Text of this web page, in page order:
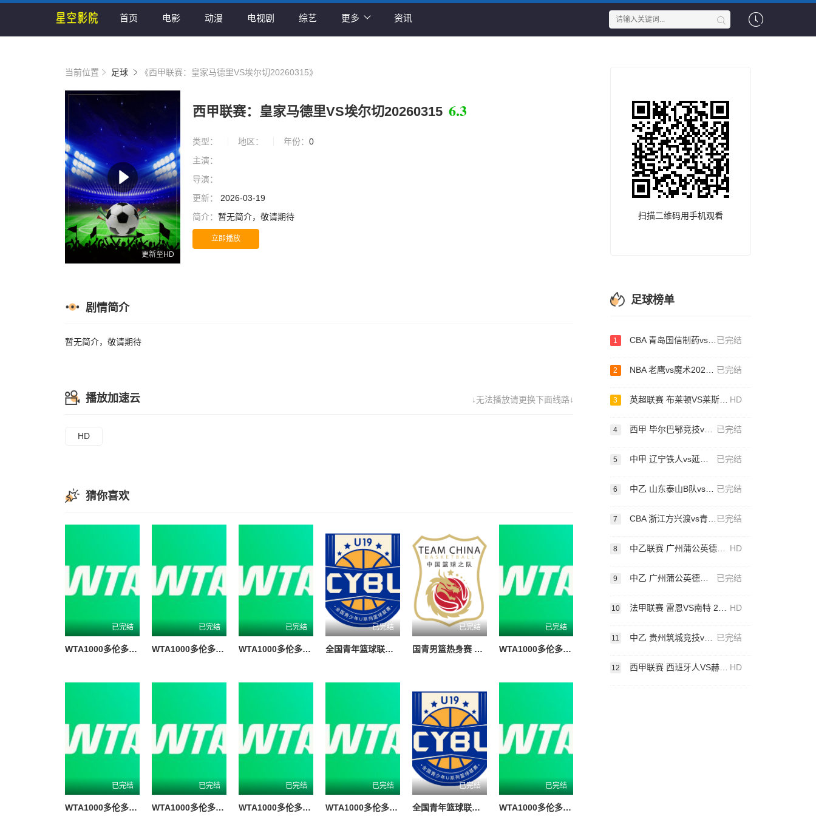
首页 电影 动漫 电视剧 综艺 更多 资讯
当前位置 足球 《西甲联赛：皇家马德里VS埃尔切20260315》
更新至HD
西甲联赛：皇家马德里VS埃尔切20260315 6.3
类型： 地区： 年份： 0
主演：
导演：
更新：
2026-03-19
简介： 暂无简介，敬请期待
立即播放
剧情简介
暂无简介，敬请期待
↓无法播放请更换下面线路↓
播放加速云
HD
猜你喜欢
已完结
WTA1000多伦多站女单第二轮 贝莱克0-2斯瓦泰克20260805
已完结
WTA1000多伦多站女单第二轮 戴伊0-2高芙20260806
已完结
WTA1000多伦多站女单第二轮 帕克斯1-2伊埃拉20260806
已完结
全国青年篮球联赛 深圳新世纪vs山西汾酒20260806
已完结
国青男篮热身赛 澳大利亚纽纳华丁闪电队VS韩国东国大学20260804
已完结
WTA1000多伦多站女单第一轮 博尔特0-2克罗斯20260804
已完结
WTA1000多伦多站女单第二轮 科斯秋克2-0谢博芙20260805
已完结
WTA1000多伦多站女单第一轮 马里诺0-2森梅兹20260804
已完结
WTA1000多伦多站女单第二轮 卡萨金娜1-2莱巴金娜20260806
已完结
WTA1000多伦多站女单第二轮 扎拉祖阿0-2费尔南德斯20260806
已完结
全国青年篮球联赛 吉林东北虎vs青岛国信海天20260806
已完结
WTA1000多伦多站女单第一轮 王欣瑜1-2卡萨金娜 20260804
扫描二维码用手机观看
足球榜单
1 CBA 青岛国信制药vs浙江方兴渡20250418 已完结
2 NBA 老鹰vs魔术20250416 已完结
3 英超联赛 布莱顿VS莱斯特城 20250412 HD
4 西甲 毕尔巴鄂竞技vs巴列卡诺20250414 已完结
5 中甲 辽宁铁人vs延边龙鼎20250406 已完结
6 中乙 山东泰山B队vs无锡吴钩20250409 已完结
7 CBA 浙江方兴渡vs青岛国信制药20250415 已完结
8 中乙联赛 广州蒲公英德桦绿建VS武汉三镇B队 20250412 HD
9 中乙 广州蒲公英德桦绿建vs武汉三镇B队20250412 已完结
10 法甲联赛 雷恩VS南特 20250419 HD
11 中乙 贵州筑城竞技vs广西蓝航20250408 已完结
12 西甲联赛 西班牙人VS赫塔菲 20250419 HD